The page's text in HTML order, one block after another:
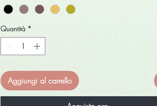
Quantità *
Aggiungi al carrello